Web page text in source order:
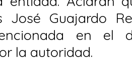
José Guajardo
en el
la autoridad.